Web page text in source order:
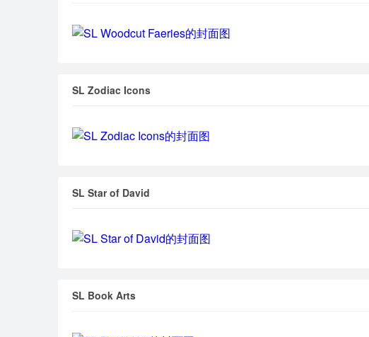
SL Zodiac Icons
SL Star of David
SL Book Arts